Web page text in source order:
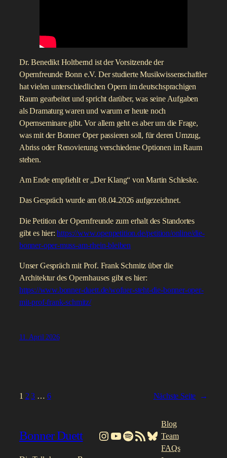
Dr. Benedikt Holtbernd ist der Vorsitzende der
Opernfreunde Bonn e.V. Der studierte Musikwissenschaftler
hat vielen unterschiedlichen Opern im deutschsprachigen
Raum gearbeitet und spricht darüber, was seine Aufgaben
als Dramaturg waren und warum er heute noch
Opernseminare gibt. Vor allem geht es aber um die Frage,
was mit der Bonner Oper passieren soll, für deren Umzug,
Abriss oder Renovierung verschiedene Optionen im Raum
stehen.
Am Ende empfiehlt er „Der Klang“ von Martin Schleske.
Das Gespräch wurde am 08.04.2026 aufgezeichnet.
Die Petition der Opernfreunde zum erhalt des Standortes
gibt es hier:https://www.openpetition.de/petition/online/die-
bonner-oper-muss-am-rhein-bleiben
Unser Gespräch mit Prof. Frank Schmitz über die
Architektur des Opernhauses gibt es hier:
https://www.bonner-duett.de/wofuer-steht-die-bonner-oper-
mit-prof-frank-schmitz/
11. April 2026
1 2 3 … 6 Nächste Seite →
Bonner Duett Instagram
YouTube
Spotify
RSS-FeedBluesky
Blog
Team
FAQs